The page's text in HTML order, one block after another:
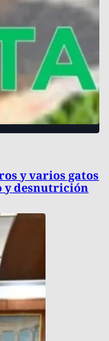
y varios gatos
y desnutrición